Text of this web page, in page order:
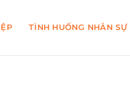
TÌNH HUỐNG NHÂN SỰ